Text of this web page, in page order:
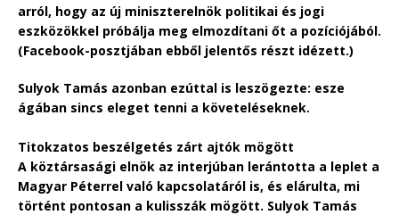
arról, hogy az új miniszterelnök politikai és jogi
eszközökkel próbálja meg elmozdítani őt a pozíciójából.
(Facebook-posztjában ebből jelentős részt idézett.)
Sulyok Tamás azonban ezúttal is leszögezte: esze
ágában sincs eleget tenni a követeléseknek.
Titokzatos beszélgetés zárt ajtók mögött
A köztársasági elnök az interjúban lerántotta a leplet a
Magyar Péterrel való kapcsolatáról is, és elárulta, mi
történt pontosan a kulisszák mögött. Sulyok Tamás